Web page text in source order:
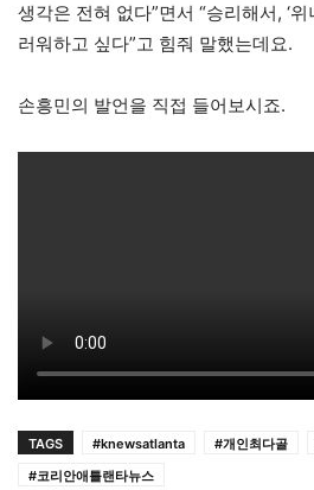
생각은 전혀 없다”면서 “승리해서, ‘
러워하고 싶다”고 힘줘 말했는데요.
손흥민의 발언을 직접 들어보시죠.
TAGS #knewsatlanta #개인최다골
#코리안애틀랜타뉴스